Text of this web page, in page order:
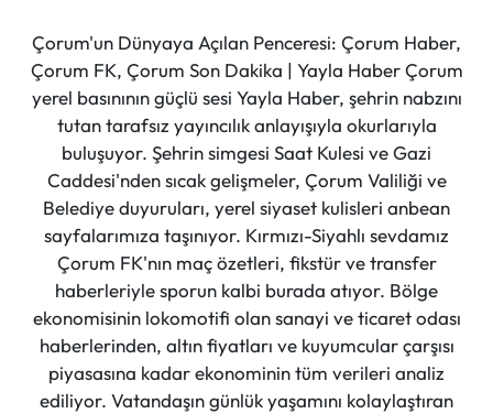
Çorum'un Dünyaya Açılan Penceresi: Çorum Haber,
Çorum FK, Çorum Son Dakika | Yayla Haber Çorum
yerel basınının güçlü sesi Yayla Haber, şehrin nabzını
tutan tarafsız yayıncılık anlayışıyla okurlarıyla
buluşuyor. Şehrin simgesi Saat Kulesi ve Gazi
Caddesi'nden sıcak gelişmeler, Çorum Valiliği ve
Belediye duyuruları, yerel siyaset kulisleri anbean
sayfalarımıza taşınıyor. Kırmızı-Siyahlı sevdamız
Çorum FK'nın maç özetleri, fikstür ve transfer
haberleriyle sporun kalbi burada atıyor. Bölge
ekonomisinin lokomotifi olan sanayi ve ticaret odası
haberlerinden, altın fiyatları ve kuyumcular çarşısı
piyasasına kadar ekonominin tüm verileri analiz
ediliyor. Vatandaşın günlük yaşamını kolaylaştıran